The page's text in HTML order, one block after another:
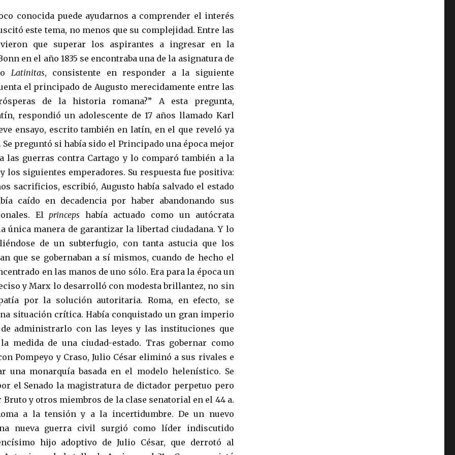
conocida puede ayudarnos a comprender el interés
este tema, no menos que su complejidad. Entre las
que superar los aspirantes a ingresar en la
en el año 1835 se encontraba una de la asignatura de
o Latinitas, consistente en responder a la siguiente
el principado de Augusto merecidamente entre las
de la historia romana?” A esta pregunta,
respondió un adolescente de 17 años llamado Karl
ensayo, escrito también en latín, en el que reveló ya
Se preguntó si había sido el Principado una época mejor
las guerras contra Cartago y lo comparó también a la
los siguientes emperadores. Su respuesta fue positiva:
sacrificios, escribió, Augusto había salvado el estado
caído en decadencia por haber abandonando sus
Elprinceps había actuado como un autócrata
única manera de garantizar la libertad ciudadana. Y lo
de un subterfugio, con tanta astucia que los
que se gobernaban a sí mismos, cuando de hecho el
en las manos de uno sólo. Era para la época un
y Marx lo desarrolló con modesta brillantez, no sin
por la solución autoritaria. Roma, en efecto, se
situación crítica. Había conquistado un gran imperio
administrarlo con las leyes y las instituciones que
medida de una ciudad-estado. Tras gobernar como
Pompeyo y Craso, Julio César eliminó a sus rivales e
una monarquía basada en el modelo helenístico. Se
el Senado la magistratura de dictador perpetuo pero
Bruto y otros miembros de la clase senatorial en el 44 a.
a la tensión y a la incertidumbre. De un nuevo
nueva guerra civil surgió como líder indiscutido
hijo adoptivo de Julio César, que derrotó al